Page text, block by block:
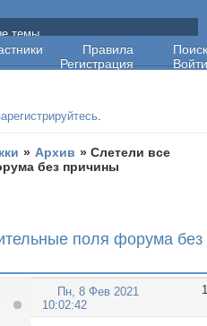
поддержки
Правила
Поиск
Регистрация
Войти
темы
.
» Архив »Слетели все
без причины
поля форума без
1
Пн, 8 Фев 2021
10:02:42